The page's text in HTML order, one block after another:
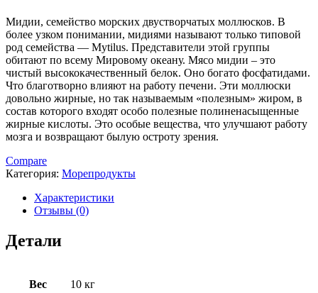
Мидии, семейство морских двустворчатых моллюсков. В
более узком понимании, мидиями называют только типовой
род семейства — Mytilus. Представители этой группы
обитают по всему Мировому океану. Мясо мидии – это
чистый высококачественный белок. Оно богато фосфатидами.
Что благотворно влияют на работу печени. Эти моллюски
довольно жирные, но так называемым «полезным» жиром, в
состав которого входят особо полезные полиненасыщенные
жирные кислоты. Это особые вещества, что улучшают работу
мозга и возвращают былую остроту зрения.
Compare
Категория: Морепродукты
Характеристики
Отзывы (0)
Детали
Вес 10 кг